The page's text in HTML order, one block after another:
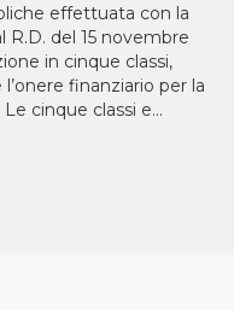
effettuata con la
R.D. del 15 novembre
in cinque classi,
finanziario per la
cinque classi e...